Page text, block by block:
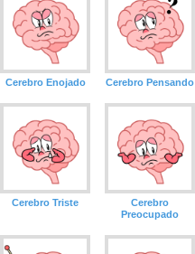
Cerebro Enojado Cerebro Pensando
Cerebro Triste
Cerebro
Preocupado